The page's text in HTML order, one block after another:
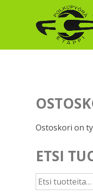
Ostoskori on
ETSI
Etsi: